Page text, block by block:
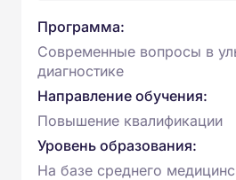
Программа:
Современные вопросы в
диагностике
Направление обучения:
Повышение квалификации
Уровень образования:
На базе среднего